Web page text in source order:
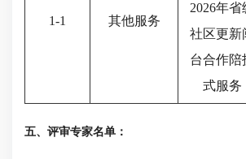
1-1 其他服务
2026年省
社区更新
台合作陪
式服务
五、评审专家名单：